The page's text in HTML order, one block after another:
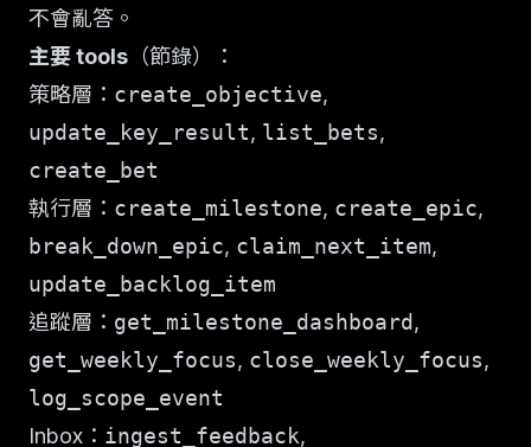
不會亂答。
主要 tools （節錄）：
策略層： create_objective,
update_key_result, list_bets,
create_bet
執行層： create_milestone, create_epic,
break_down_epic, claim_next_item,
update_backlog_item
追蹤層： get_milestone_dashboard,
get_weekly_focus, close_weekly_focus,
log_scope_event
Inbox： ingest_feedback,